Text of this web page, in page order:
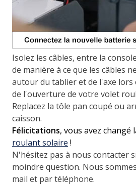
Isolez les câbles, entre la
de manière à ce que les câbles
autour du tablier et de l'axe
de l'ouverture de votre volet
Replacez la tôle pan coupé ou
caisson.
Félicitations, vous avez changé
roulant solaire !
N'hésitez pas à nous contacter
moindre question. Nous
mail et par téléphone.